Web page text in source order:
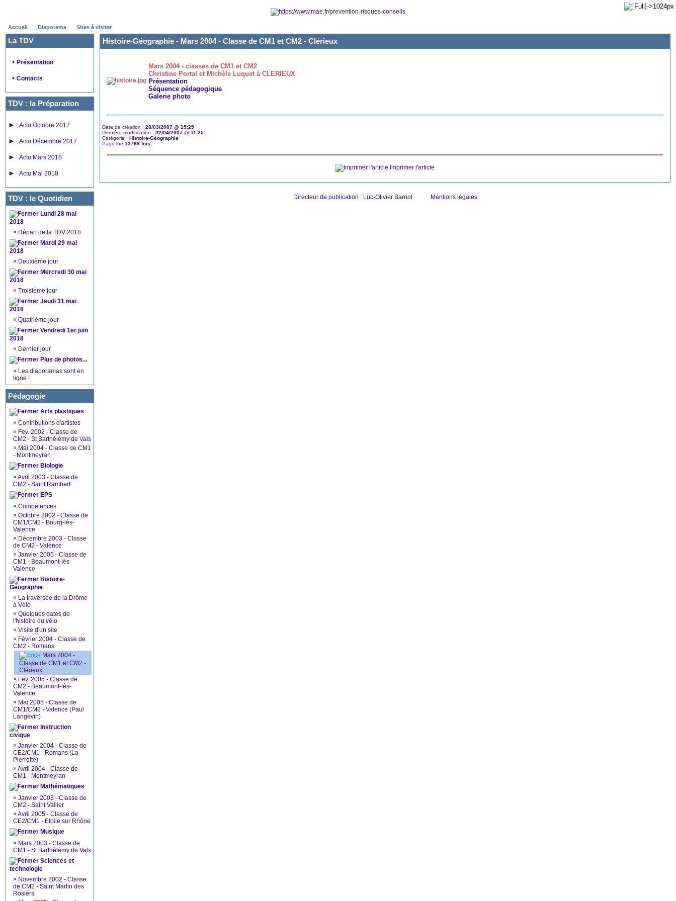
Accueil Diaporama Sites à visiter
La TDV
• Présentation
• Contacts
TDV : la Préparation
► Actu Octobre 2017
► Actu Décembre 2017
► Actu Mars 2018
► Actu Mai 2018
TDV : le Quotidien
Lundi 28 mai
2018
× Départ de la TDV 2018
Mardi 29 mai
2018
× Deuxième jour
Mercredi 30 mai
2018
× Troisième jour
Jeudi 31 mai
2018
× Quatrième jour
Vendredi 1er juin
2018
× Dernier jour
Plus de photos...
× Les diaporamas sont en
ligne !
Pédagogie
Arts plastiques
× Contributions d'artistes
× Fev. 2002 - Classe de
CM2 - St Barthélémy de Vals
× Mai 2004 - Classe de CM1
- Montmeyran
Biologie
× Avril 2003 - Classe de
CM2 - Saint Rambert
EPS
× Compétences
× Octobre 2002 - Classe de
CM1/CM2 - Bourg-lès-
Valence
× Décembre 2003 - Classe
de CM2 - Valence
× Janvier 2005 - Classe de
CM1 - Beaumont-lès-
Valence
Histoire-
Géographie
× La traversée de la Drôme
à Vélo
× Quelques dates de
l'histoire du vélo
× Visite d'un site
× Février 2004 - Classe de
CM2 - Romans
Mars 2004 -
Classe de CM1 et CM2 -
Clérieux
× Fev. 2005 - Classe de
CM2 - Beaumont-lès-
Valence
× Mai 2005 - Classe de
CM1/CM2 - Valence (Paul
Langevin)
Instruction
civique
× Janvier 2004 - Classe de
CE2/CM1 - Romans (La
Pierrotte)
× Avril 2004 - Classe de
CM1 - Montmeyran
Mathématiques
× Janvier 2003 - Classe de
CM2 - Saint Vallier
× Avril 2005 - Classe de
CE2/CM1 - Etoile sur Rhône
Musique
× Mars 2003 - Classe de
CM1 - St Barthélémy de Vals
Sciences et
technologie
× Novembre 2002 - Classe
de CM2 - Saint Martin des
Rosiers
Histoire-Géographie - Mars 2004 - Classe de CM1 et CM2 - Clérieux
Mars 2004 - classes de CM1 et CM2
Christine Portal et Michèle Luquet à CLERIEUX
Présentation
Séquence pédagogique
Galerie photo
Date de création : 28/03/2007 @ 15:25
Dernière modification : 02/04/2007 @ 11:25
Catégorie : Histoire-Géographie
Page lue 13766 fois
Imprimer l'article
Directeur de publication : Luc-Olivier Barriol Mentions légales